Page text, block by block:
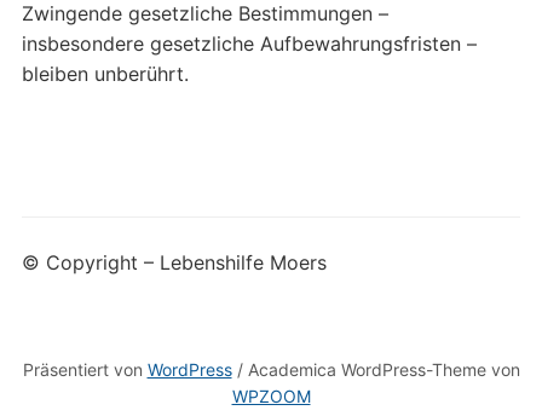
Zwingende gesetzliche Bestimmungen –
insbesondere gesetzliche Aufbewahrungsfristen –
bleiben unberührt.
© Copyright – Lebenshilfe Moers
Präsentiert von WordPress/ Academica WordPress-Theme von
WPZOOM